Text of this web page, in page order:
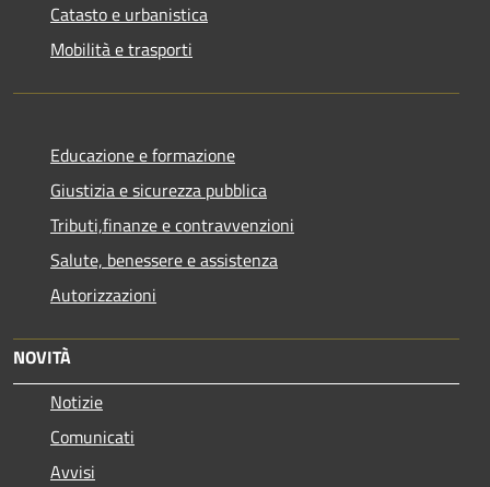
Catasto e urbanistica
Mobilità e trasporti
Educazione e formazione
Giustizia e sicurezza pubblica
Tributi,finanze e contravvenzioni
Salute, benessere e assistenza
Autorizzazioni
NOVITÀ
Notizie
Comunicati
Avvisi